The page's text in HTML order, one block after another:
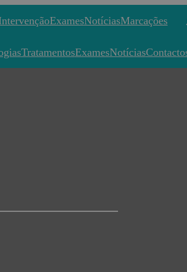
ExamesNotíciasMarcações
TratamentosExamesNotícias